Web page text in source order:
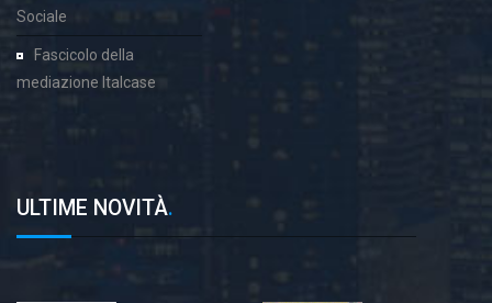
Sociale
Fascicolo della
mediazione Italcase
ULTIME NOVITÀ.